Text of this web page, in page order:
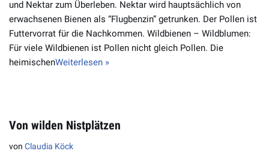
und Nektar zum Überleben. Nektar wird hauptsächlich von
erwachsenen Bienen als “Flugbenzin” getrunken. Der Pollen ist
Futtervorrat für die Nachkommen. Wildbienen – Wildblumen:
Für viele Wildbienen ist Pollen nicht gleich Pollen. Die
heimischenWeiterlesen »
Von wilden Nistplätzen
von Claudia Köck